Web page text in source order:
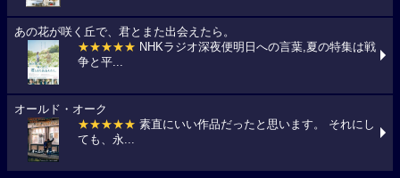
あの花が咲く丘で、君とまた出会えたら。
★★★★★ NHKラジオ深夜便明日への言葉,夏の特集は戦
争と平...
オールド・オーク
★★★★★ 素直にいい作品だったと思います。 それにし
ても、永...